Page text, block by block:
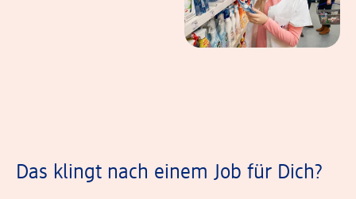
Das klingt nach einem Job für Dich?